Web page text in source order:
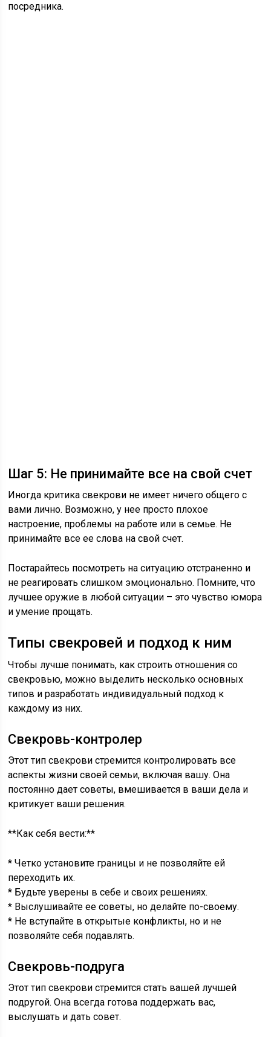
посредника.
Шаг 5: Не принимайте все на свой счет
Иногда критика свекрови не имеет ничего общего с
вами лично. Возможно, у нее просто плохое
настроение, проблемы на работе или в семье. Не
принимайте все ее слова на свой счет.
Постарайтесь посмотреть на ситуацию отстраненно и
не реагировать слишком эмоционально. Помните, что
лучшее оружие в любой ситуации – это чувство юмора
и умение прощать.
Типы свекровей и подход к ним
Чтобы лучше понимать, как строить отношения со
свекровью, можно выделить несколько основных
типов и разработать индивидуальный подход к
каждому из них.
Свекровь-контролер
Этот тип свекрови стремится контролировать все
аспекты жизни своей семьи, включая вашу. Она
постоянно дает советы, вмешивается в ваши дела и
критикует ваши решения.
**Как себя вести:**
* Четко установите границы и не позволяйте ей
переходить их.
* Будьте уверены в себе и своих решениях.
* Выслушивайте ее советы, но делайте по-своему.
* Не вступайте в открытые конфликты, но и не
позволяйте себя подавлять.
Свекровь-подруга
Этот тип свекрови стремится стать вашей лучшей
подругой. Она всегда готова поддержать вас,
выслушать и дать совет.